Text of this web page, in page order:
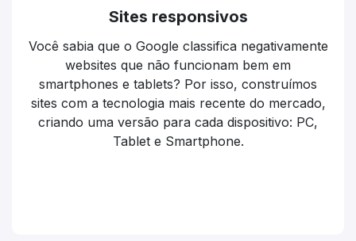
Sites responsivos
Você sabia que o Google classifica negativamente
websites que não funcionam bem em
smartphones e tablets? Por isso, construímos
sites com a tecnologia mais recente do mercado,
criando uma versão para cada dispositivo: PC,
Tablet e Smartphone.